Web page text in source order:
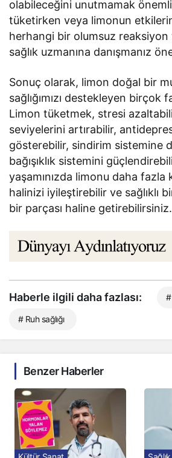
olabileceğini unutmamak
tüketirken veya limonun
herhangi bir olumsuz reaksiyon
sağlık uzmanına danışmanız
Sonuç olarak, limon doğal bir
sağlığımızı destekleyen birçok
Limon tüketmek, stresi
seviyelerini artırabilir,
gösterebilir, sindirim sistemine
bağışıklık sistemini
yaşamınızda limonu daha fazla
halinizi iyileştirebilir ve sağlıklı
bir parçası haline getirebilirsiniz.
Haberle ilgili daha fazlası:
# Ruh sağlığı
Benzer Haberler